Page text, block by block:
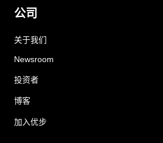
公司
关于我们
Newsroom
投资者
博客
加入优步